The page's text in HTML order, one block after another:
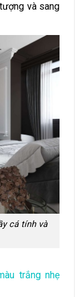
và sang
cá tính và
trắng nhẹ